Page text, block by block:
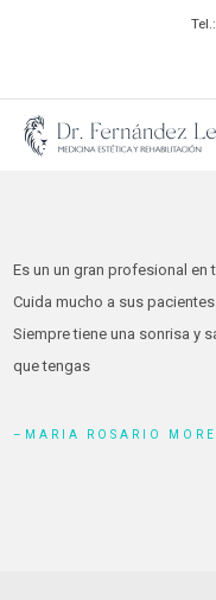
Es un un gran profesional en
Cuida mucho a sus
Siempre tiene una sonrisa y
que tengas
MARIA ROSARIO